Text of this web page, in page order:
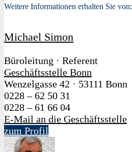
Weitere Informationen erhalten Sie von:
Michael Simon
Büroleitung · Referent
Geschäftsstelle Bonn
Wenzelgasse 42 · 53111 Bonn
0228 – 62 50 31
0228 – 61 66 04
E-Mail an die Geschäftsstelle
zum Profil